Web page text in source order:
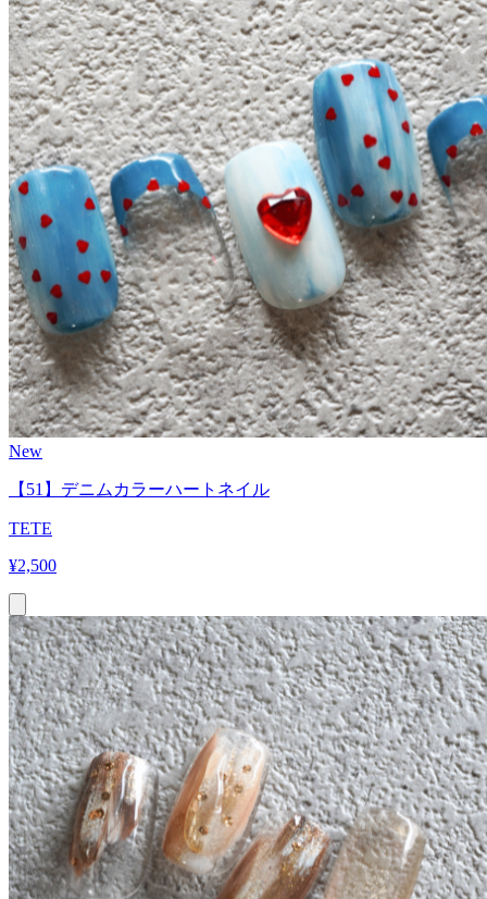
New
【51】デニムカラーハートネイル
TETE
¥2,500